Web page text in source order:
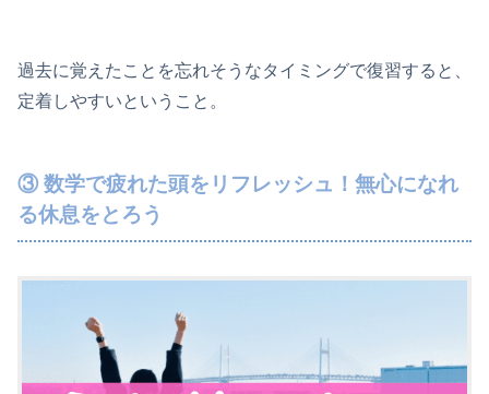
過去に覚えたことを忘れそうなタイミングで復習すると、
定着しやすいということ。
③ 数学で疲れた頭をリフレッシュ！無心になれ
る休息をとろう